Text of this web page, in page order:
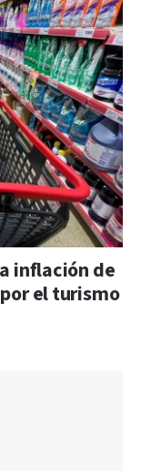
inflación de
el turismo